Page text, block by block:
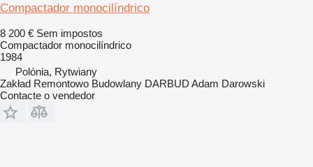
Compactador monocilíndrico
8 200 € Sem impostos
Compactador monocilíndrico
1984
Polónia, Rytwiany
Zakład Remontowo Budowlany DARBUD Adam Darowski
Contacte o vendedor